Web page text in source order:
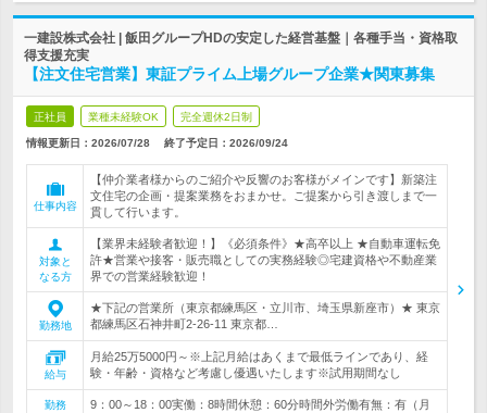
一建設株式会社 | 飯田グループHDの安定した経営基盤｜各種手当・資格取
得支援充実
【注文住宅営業】東証プライム上場グループ企業★関東募集
正社員 業種未経験OK 完全週休2日制
情報更新日：2026/07/28 終了予定日： 2026/09/24
仕事内容
【仲介業者様からのご紹介や反響のお客様がメインです】新築注
文住宅の企画・提案業務をおまかせ。ご提案から引き渡しまで一
貫して行います。
対象と
なる方
【業界未経験者歓迎！】《必須条件》★高卒以上 ★自動車運転免
許★営業や接客・販売職としての実務経験◎宅建資格や不動産業
界での営業経験歓迎！
勤務地
★下記の営業所（東京都練馬区・立川市、埼玉県新座市）★ 東京
都練馬区石神井町2-26-11 東京都…
給与
月給25万5000円～※上記月給はあくまで最低ラインであり、経
験・年齢・資格など考慮し優遇いたします※試用期間なし
勤務
9：00～18：00実働：8時間休憩：60分時間外労働有無：有（月